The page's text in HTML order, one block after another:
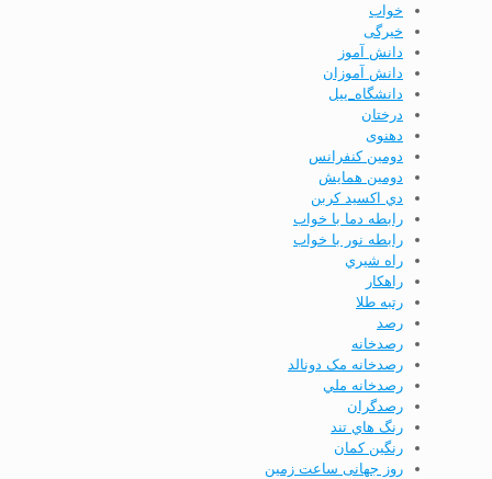
خواب
خیرگی
دانش آموز
دانش آموزان
دانشگاه_ییل
درختان
دهنوی
دومين كنفرانس
دومين همايش
دي اكسيد كربن
رابطه دما با خواب
رابطه نور با خواب
راه شيري
راهكار
رتبه طلا
رصد
رصدخانه
رصدخانه مک دونالد
رصدخانه ملي
رصدگران
رنگ هاي تند
رنگین کمان
روز جهانی ساعت زمین